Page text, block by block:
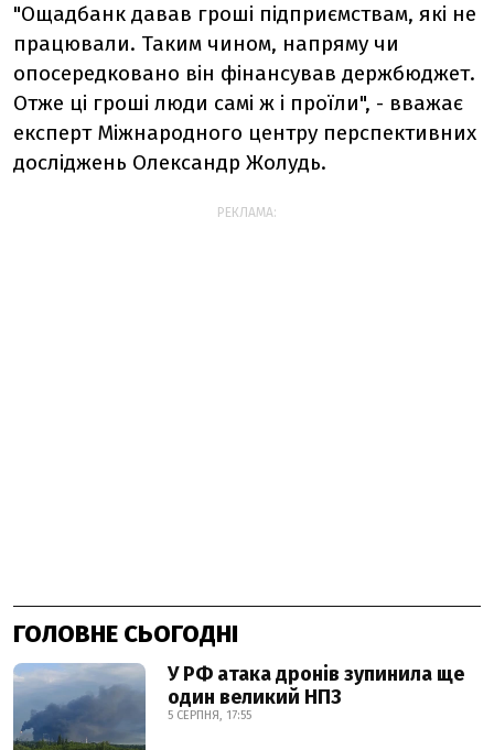
"Ощадбанк давав гроші підприємствам, які не
працювали. Таким чином, напряму чи
опосередковано він фінансував держбюджет.
Отже ці гроші люди самі ж і проїли", - вважає
експерт Міжнародного центру перспективних
досліджень Олександр Жолудь.
РЕКЛАМА:
ГОЛОВНЕ СЬОГОДНІ
У РФ атака дронів зупинила ще
один великий НПЗ
5 СЕРПНЯ, 17:55